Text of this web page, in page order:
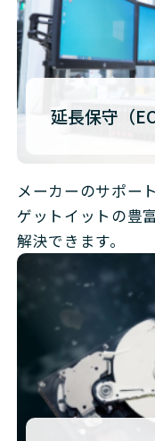
延長保守（
メーカーのサポー
ゲットイットの豊
解決できます。